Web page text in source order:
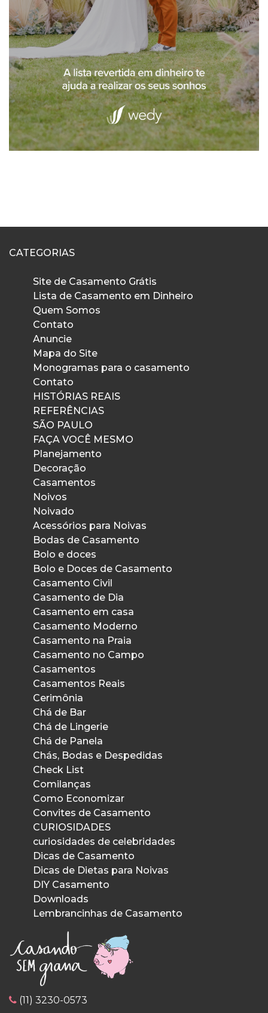
CATEGORIAS
Site de Casamento Grátis
Lista de Casamento em Dinheiro
Quem Somos
Contato
Anuncie
Mapa do Site
Monogramas para o casamento
Contato
HISTÓRIAS REAIS
REFERÊNCIAS
SÃO PAULO
FAÇA VOCÊ MESMO
Planejamento
Decoração
Casamentos
Noivos
Noivado
Acessórios para Noivas
Bodas de Casamento
Bolo e doces
Bolo e Doces de Casamento
Casamento Civil
Casamento de Dia
Casamento em casa
Casamento Moderno
Casamento na Praia
Casamento no Campo
Casamentos
Casamentos Reais
Cerimônia
Chá de Bar
Chá de Lingerie
Chá de Panela
Chás, Bodas e Despedidas
Check List
Comilanças
Como Economizar
Convites de Casamento
CURIOSIDADES
curiosidades de celebridades
Dicas de Casamento
Dicas de Dietas para Noivas
DIY Casamento
Downloads
Lembrancinhas de Casamento
(11) 3230-0573